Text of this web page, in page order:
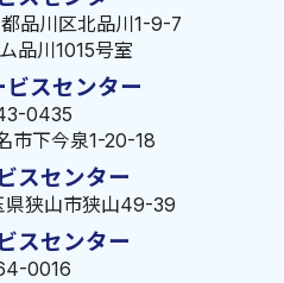
品川区北品川1-9-7
品川1015号室
スセンター
0435
市下今泉1-20-18
スセンター
県狭山市狭山49-39
スセンター
0016